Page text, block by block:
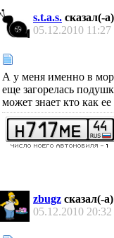
s.t.a.s. сказал(-
05.12.2010 11:27
А у меня именно в
еще загорелась
может знает кто как ее
zbugz сказал(-
05.12.2010 20:32